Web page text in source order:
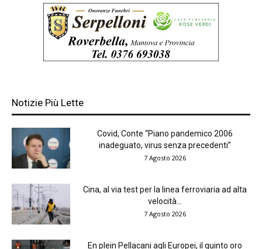
Notizie Più Lette
Covid, Conte “Piano pandemico 2006
inadeguato, virus senza precedenti”
7 Agosto 2026
Cina, al via test per la linea ferroviaria ad alta
velocità...
7 Agosto 2026
En plein Pellacani agli Europei, il quinto oro